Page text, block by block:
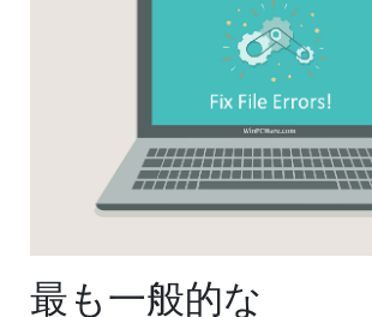
最も一般的な